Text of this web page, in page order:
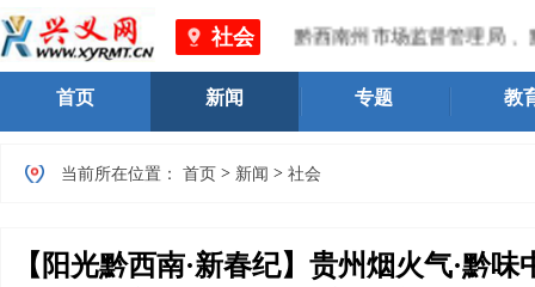
社会
黔西南州市场监督管理局 、黔西南
首页 新闻 专题 教
当前所在位置： 首页 > 新闻 > 社会
【阳光黔西南·新春纪】贵州烟火气·黔